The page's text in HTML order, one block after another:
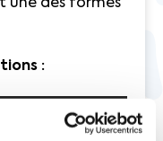
une des formes
:
00:00